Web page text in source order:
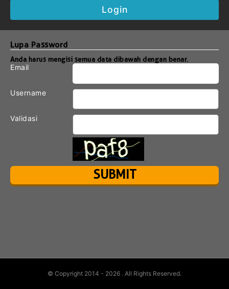
Login
Lupa Password
Anda harus mengisi semua data dibawah dengan benar.
Email
Username
Validasi
© Copyright 2014 - 2026 . All Rights Reserved.